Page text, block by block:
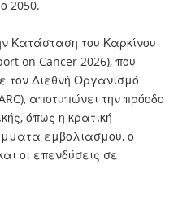
2050.
Κατάσταση του Καρκίνου
on Cancer 2026), που
τον Διεθνή Οργανισμό
αποτυπώνει την πρόοδο
όπως η κρατική
εμβολιασμού, ο
οι επενδύσεις σε